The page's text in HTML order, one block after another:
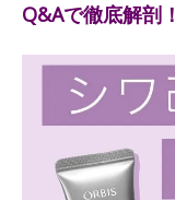
Q&Aで徹底解剖！